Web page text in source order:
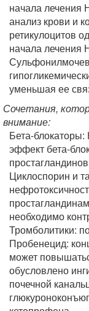
начала
анализ крови и
ретикулоцитов
начала
уменьшая ее
Сочетания,
внимание:
Бета-
эффект бета-
Циклоспорин и
необходимо
Тромболитики:
Пробенецид:
может
обусловлено
почечной